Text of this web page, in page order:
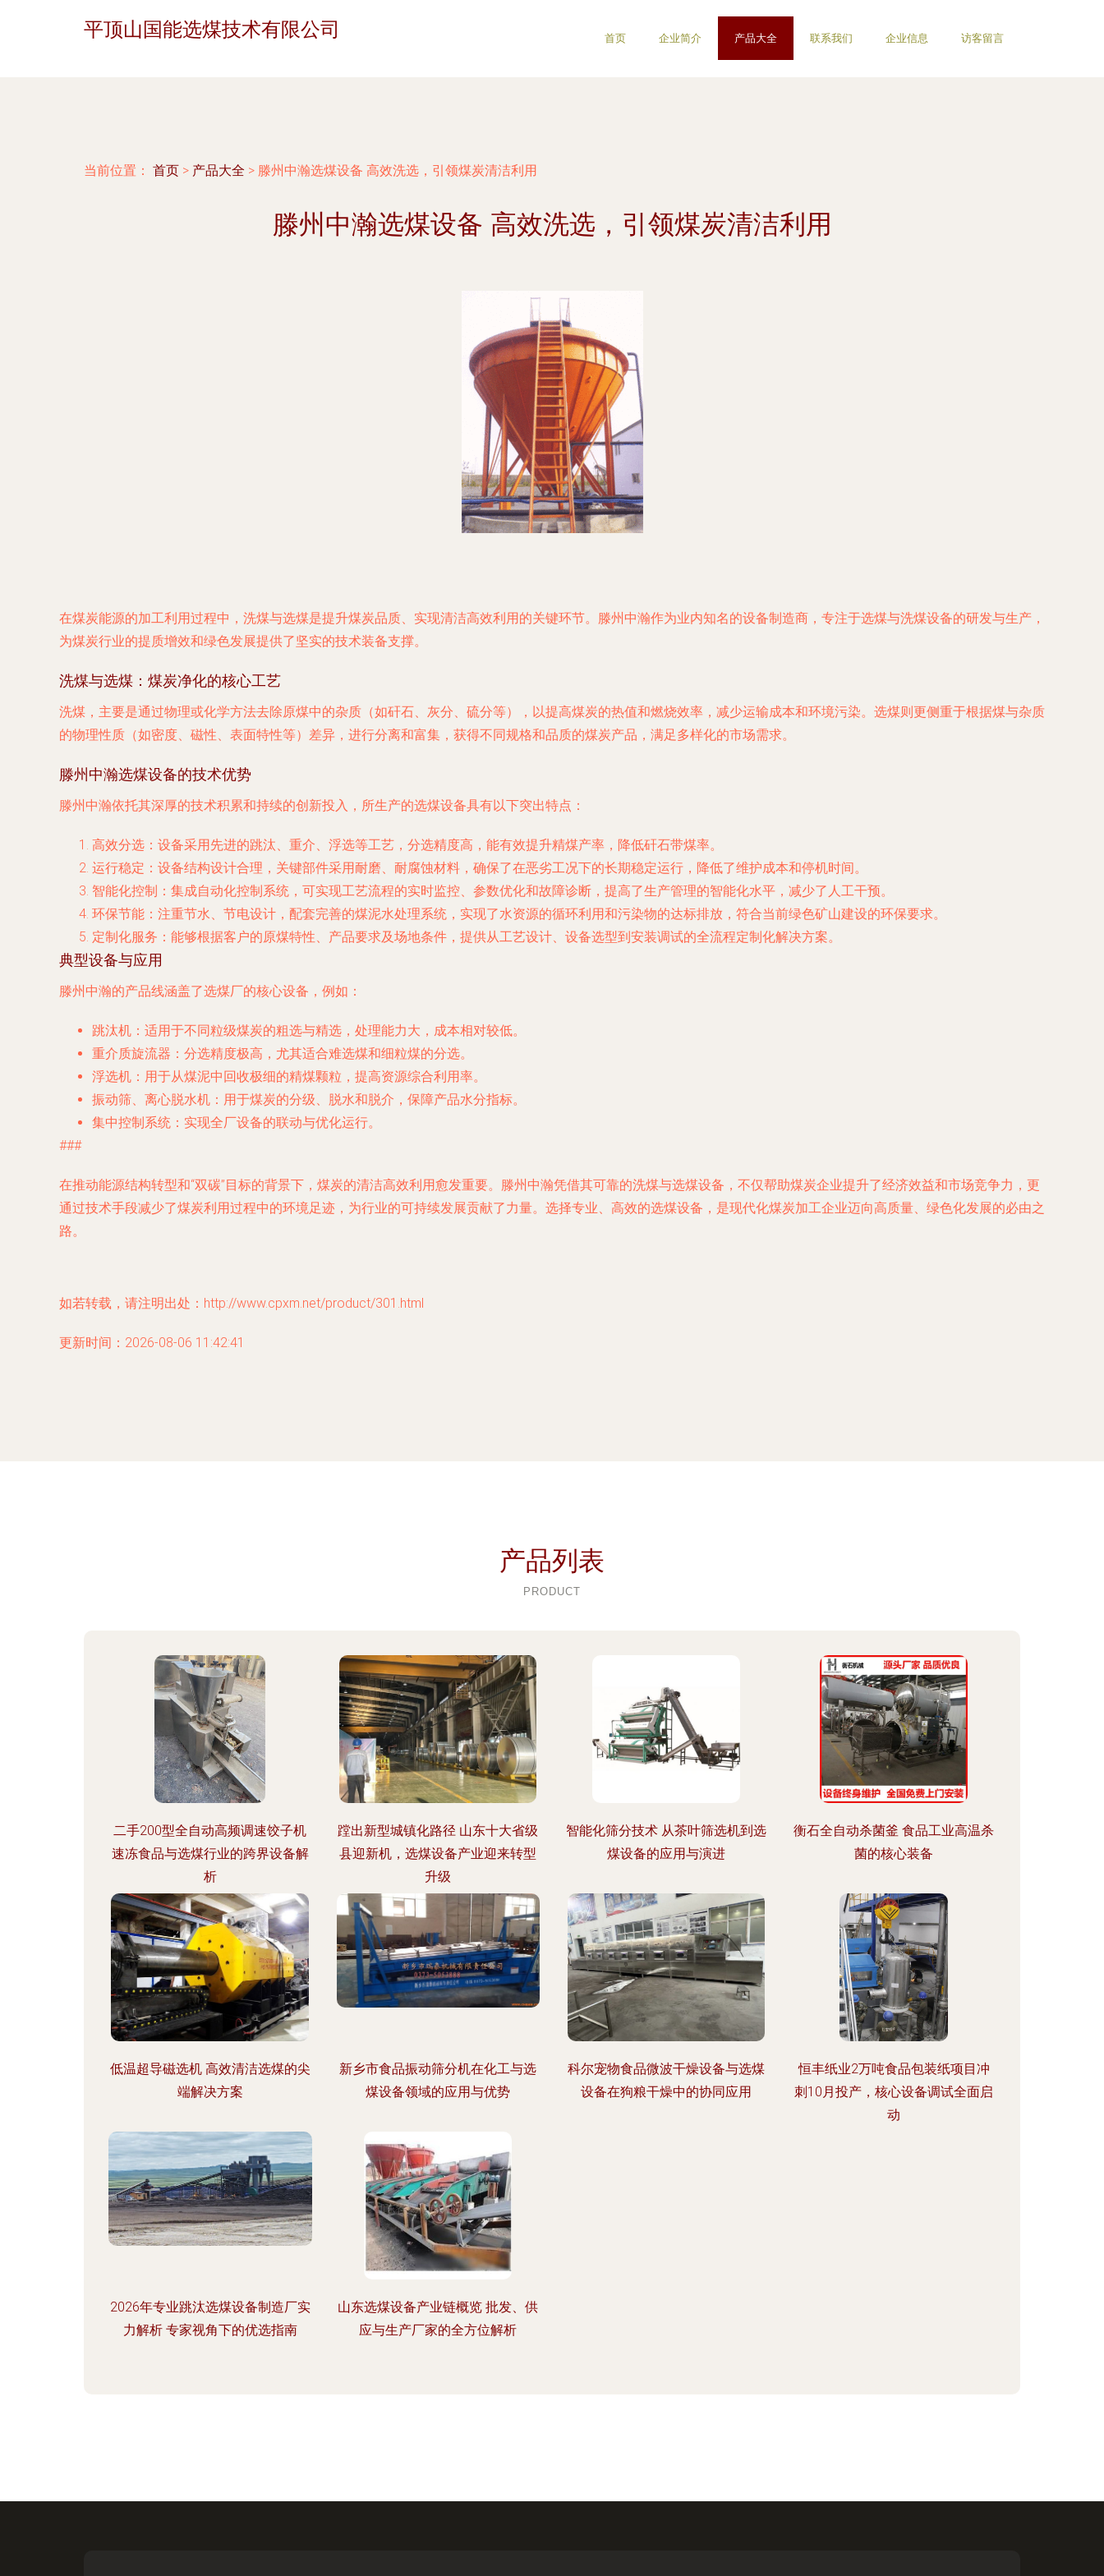
平顶山国能选煤技术有限公司 首页 企业简介 产品大全 联系我们 企业信息 访客留言
当前位置： 首页 > 产品大全 > 滕州中瀚选煤设备 高效洗选，引领煤炭清洁利用
滕州中瀚选煤设备 高效洗选，引领煤炭清洁利用
在煤炭能源的加工利用过程中，洗煤与选煤是提升煤炭品质、实现清洁高效利用的关键环节。滕州中瀚作为业内知名的设备制造商，专注于选煤与洗煤设备的研发与生产，
为煤炭行业的提质增效和绿色发展提供了坚实的技术装备支撑。
洗煤与选煤：煤炭净化的核心工艺
洗煤，主要是通过物理或化学方法去除原煤中的杂质（如矸石、灰分、硫分等），以提高煤炭的热值和燃烧效率，减少运输成本和环境污染。选煤则更侧重于根据煤与杂质
的物理性质（如密度、磁性、表面特性等）差异，进行分离和富集，获得不同规格和品质的煤炭产品，满足多样化的市场需求。
滕州中瀚选煤设备的技术优势
滕州中瀚依托其深厚的技术积累和持续的创新投入，所生产的选煤设备具有以下突出特点：
高效分选 ：设备采用先进的跳汰、重介、浮选等工艺，分选精度高，能有效提升精煤产率，降低矸石带煤率。
运行稳定 ：设备结构设计合理，关键部件采用耐磨、耐腐蚀材料，确保了在恶劣工况下的长期稳定运行，降低了维护成本和停机时间。
智能化控制 ：集成自动化控制系统，可实现工艺流程的实时监控、参数优化和故障诊断，提高了生产管理的智能化水平，减少了人工干预。
环保节能 ：注重节水、节电设计，配套完善的煤泥水处理系统，实现了水资源的循环利用和污染物的达标排放，符合当前绿色矿山建设的环保要求。
定制化服务 ：能够根据客户的原煤特性、产品要求及场地条件，提供从工艺设计、设备选型到安装调试的全流程定制化解决方案。
典型设备与应用
滕州中瀚的产品线涵盖了选煤厂的核心设备，例如：
跳汰机 ：适用于不同粒级煤炭的粗选与精选，处理能力大，成本相对较低。
重介质旋流器 ：分选精度极高，尤其适合难选煤和细粒煤的分选。
浮选机 ：用于从煤泥中回收极细的精煤颗粒，提高资源综合利用率。
振动筛、离心脱水机 ：用于煤炭的分级、脱水和脱介，保障产品水分指标。
集中控制系统 ：实现全厂设备的联动与优化运行。
###
在推动能源结构转型和“双碳”目标的背景下，煤炭的清洁高效利用愈发重要。滕州中瀚凭借其可靠的洗煤与选煤设备，不仅帮助煤炭企业提升了经济效益和市场竞争力，更
通过技术手段减少了煤炭利用过程中的环境足迹，为行业的可持续发展贡献了力量。选择专业、高效的选煤设备，是现代化煤炭加工企业迈向高质量、绿色化发展的必由之
路。
如若转载，请注明出处：http://www.cpxm.net/product/301.html
更新时间：2026-08-06 11:42:41
产品列表
PRODUCT
二手200型全自动高频调速饺子机
速冻食品与选煤行业的跨界设备解
析
蹚出新型城镇化路径 山东十大省级
县迎新机，选煤设备产业迎来转型
升级
智能化筛分技术 从茶叶筛选机到选
煤设备的应用与演进
衡石全自动杀菌釜 食品工业高温杀
菌的核心装备
低温超导磁选机 高效清洁选煤的尖
端解决方案
新乡市食品振动筛分机在化工与选
煤设备领域的应用与优势
科尔宠物食品微波干燥设备与选煤
设备在狗粮干燥中的协同应用
恒丰纸业2万吨食品包装纸项目冲
刺10月投产，核心设备调试全面启
动
2026年专业跳汰选煤设备制造厂实
力解析 专家视角下的优选指南
山东选煤设备产业链概览 批发、供
应与生产厂家的全方位解析